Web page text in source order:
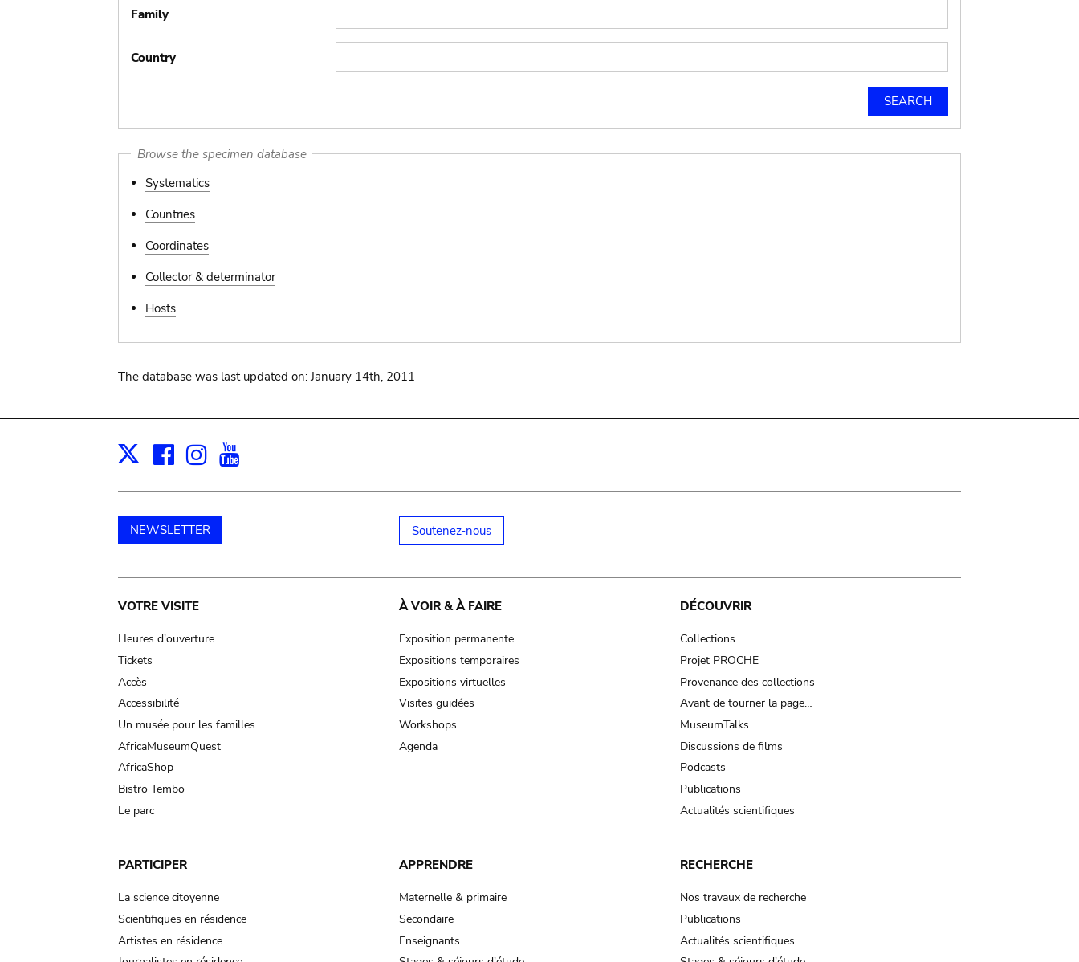
Family
Country
Browse the specimen database
Systematics
Countries
Coordinates
Collector & determinator
Hosts
The database was last updated on: January 14th, 2011
X Facebook
Instagram
NEWSLETTER Soutenez-nous
Main
navigation
VOTRE VISITE
Heures d'ouverture
Tickets
Accès
Accessibilité
Un musée pour les familles
AfricaMuseumQuest
AfricaShop
Bistro Tembo
Le parc
À VOIR & À FAIRE
Exposition permanente
Expositions temporaires
Expositions virtuelles
Visites guidées
Workshops
Agenda
DÉCOUVRIR
Collections
Projet PROCHE
Provenance des collections
Avant de tourner la page…
MuseumTalks
Discussions de films
Podcasts
Publications
Actualités scientifiques
PARTICIPER
La science citoyenne
Scientifiques en résidence
Artistes en résidence
APPRENDRE
Maternelle & primaire
Secondaire
Enseignants
RECHERCHE
Nos travaux de recherche
Publications
Actualités scientifiques